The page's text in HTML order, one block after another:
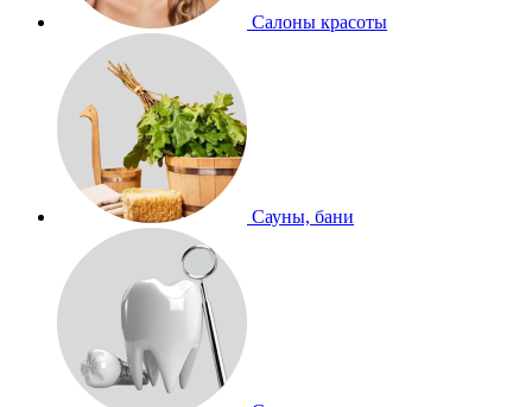
Салоны красоты
Сауны, бани